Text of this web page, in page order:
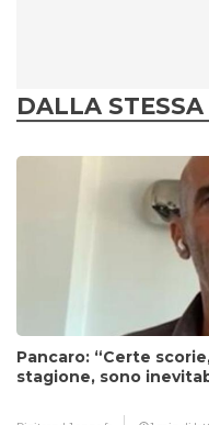
DALLA
Pancaro: “Certe
stagione, sono